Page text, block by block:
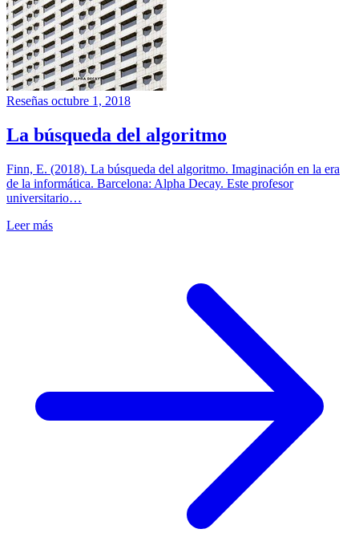
Reseñas octubre 1, 2018
La búsqueda del algoritmo
Finn, E. (2018). La búsqueda del algoritmo. Imaginación en la era
de la informática. Barcelona: Alpha Decay. Este profesor
universitario…
Leer más